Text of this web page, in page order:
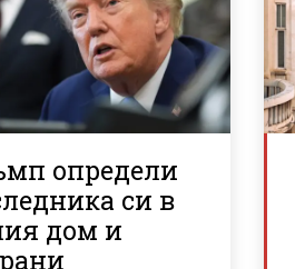
определи
си в
дом и